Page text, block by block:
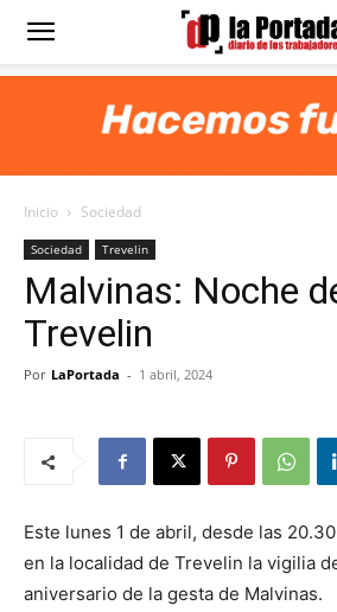
Diario
Portada
Inicio Sociedad
Sociedad Trevelin
Malvinas: Noche
Trevelin
Por LaPortada - 1 abril, 2024
Este lunes 1 de abril, desde las
en la localidad de Trevelin la vigilia
aniversario de la gesta de Malvinas.